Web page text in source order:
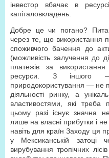
інвестор вбачає в
капіталовкладень.
Добре це чи погано?
через те, що використання
споживчого бачення до
(можливість залучення до
платежів за
ресурси. З іншого
природокористування — не
діяльності ринку, а
властивостями, які треба
цьому разі існує значна
лише на власні прибутки і
навіть для країн Заходу ця
у Мексиканській затоці
вирубування тропічних